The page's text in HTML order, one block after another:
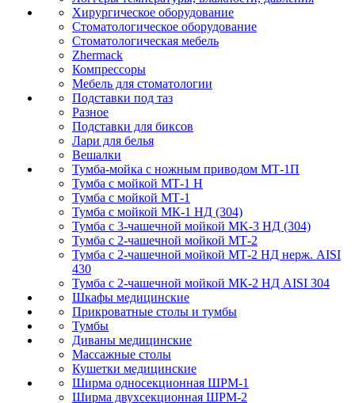
Хирургическое оборудование
Стоматологическое оборудование
Стоматологическая мебель
Zhermack
Компрессоры
Мебель для стоматологии
Подставки под таз
Разное
Подставки для биксов
Лари для белья
Вешалки
Тумба-мойка с ножным приводом МТ-1П
Тумба с мойкой МТ-1 Н
Тумба с мойкой МТ-1
Тумба с мойкой МК-1 НД (304)
Тумба с 3-чашечной мойкой МK-3 НД (304)
Тумба с 2-чашечной мойкой МТ-2
Тумба с 2-чашечной мойкой МТ-2 НД нерж. AISI
430
Тумба с 2-чашечной мойкой МК-2 НД AISI 304
Шкафы медицинские
Прикроватные столы и тумбы
Тумбы
Диваны медицинские
Массажные столы
Кушетки медицинские
Ширма односекционная ШРМ-1
Ширма двухсекционная ШРМ-2